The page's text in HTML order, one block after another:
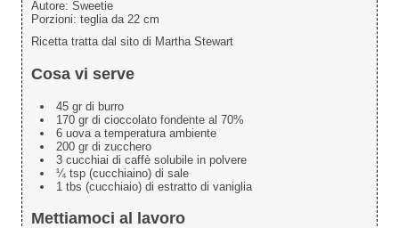
Autore: Sweetie
Porzioni: teglia da 22 cm
Ricetta tratta dal sito di Martha Stewart
Cosa vi serve
45 gr di burro
170 gr di cioccolato fondente al 70%
6 uova a temperatura ambiente
200 gr di zucchero
3 cucchiai di caffè solubile in polvere
¼ tsp (cucchiaino) di sale
1 tbs (cucchiaio) di estratto di vaniglia
Mettiamoci al lavoro